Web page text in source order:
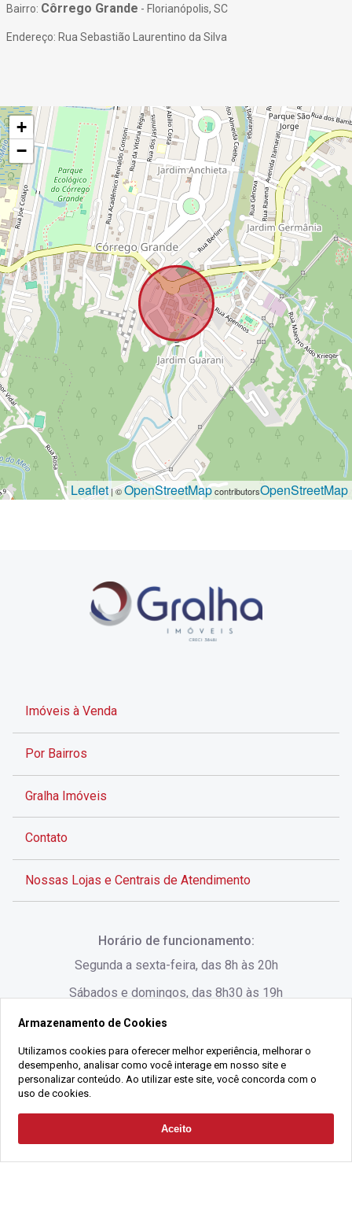
Solicitar Contato
Bairro: Côrrego Grande - Florianópolis, SC
Endereço: Rua Sebastião Laurentino da Silva
+
−
Leaflet| ©OpenStreetMapcontributorsOpenStreetMap
Imóveis à Venda
Por Bairros
Gralha Imóveis
Contato
Nossas Lojas e Centrais de Atendimento
Rua Lauro Linhares, 1080 - Trindade, Florianópolis -
SC
(48) 3220-1045
Alameda César Nascimento, 549, Salas 1, 2 e 3 -
Jurerê, - Florianópolis - SC
Horário de funcionamento:
Segunda a sexta-feira, das 8h às 20h
Sábados e domingos, das 8h30 às 19h
2021 Copyright - Gralha Imóveis CRECI 008060/O - Todos os direitos
CNPJ:18.091.083/0001-37
Armazenamento de Cookies
Utilizamos cookies para oferecer melhor experiência, melhorar o
desempenho, analisar como você interage em nosso site e
personalizar conteúdo. Ao utilizar este site, você concorda com o
uso de cookies.
Aceito